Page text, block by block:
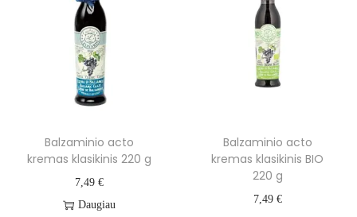
Balzaminio acto
kremas klasikinis 220 g
7,49 €
Daugiau
Balzaminio acto
kremas klasikinis BIO
220 g
7,49 €